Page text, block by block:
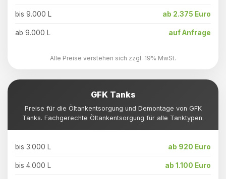
bis 9.000 L ab 2.375 Euro
ab 9.000 L auf Anfrage
Alle Preise verstehen sich zzgl. 19% MwSt.
GFK Tanks
Preise für die Öltankentsorgung und Demontage von GFK
Tanks. Fachgerechte Öltankentsorgung für alle Tanktypen.
bis 3.000 L ab 920 Euro
bis 4.000 L ab 1.100 Euro